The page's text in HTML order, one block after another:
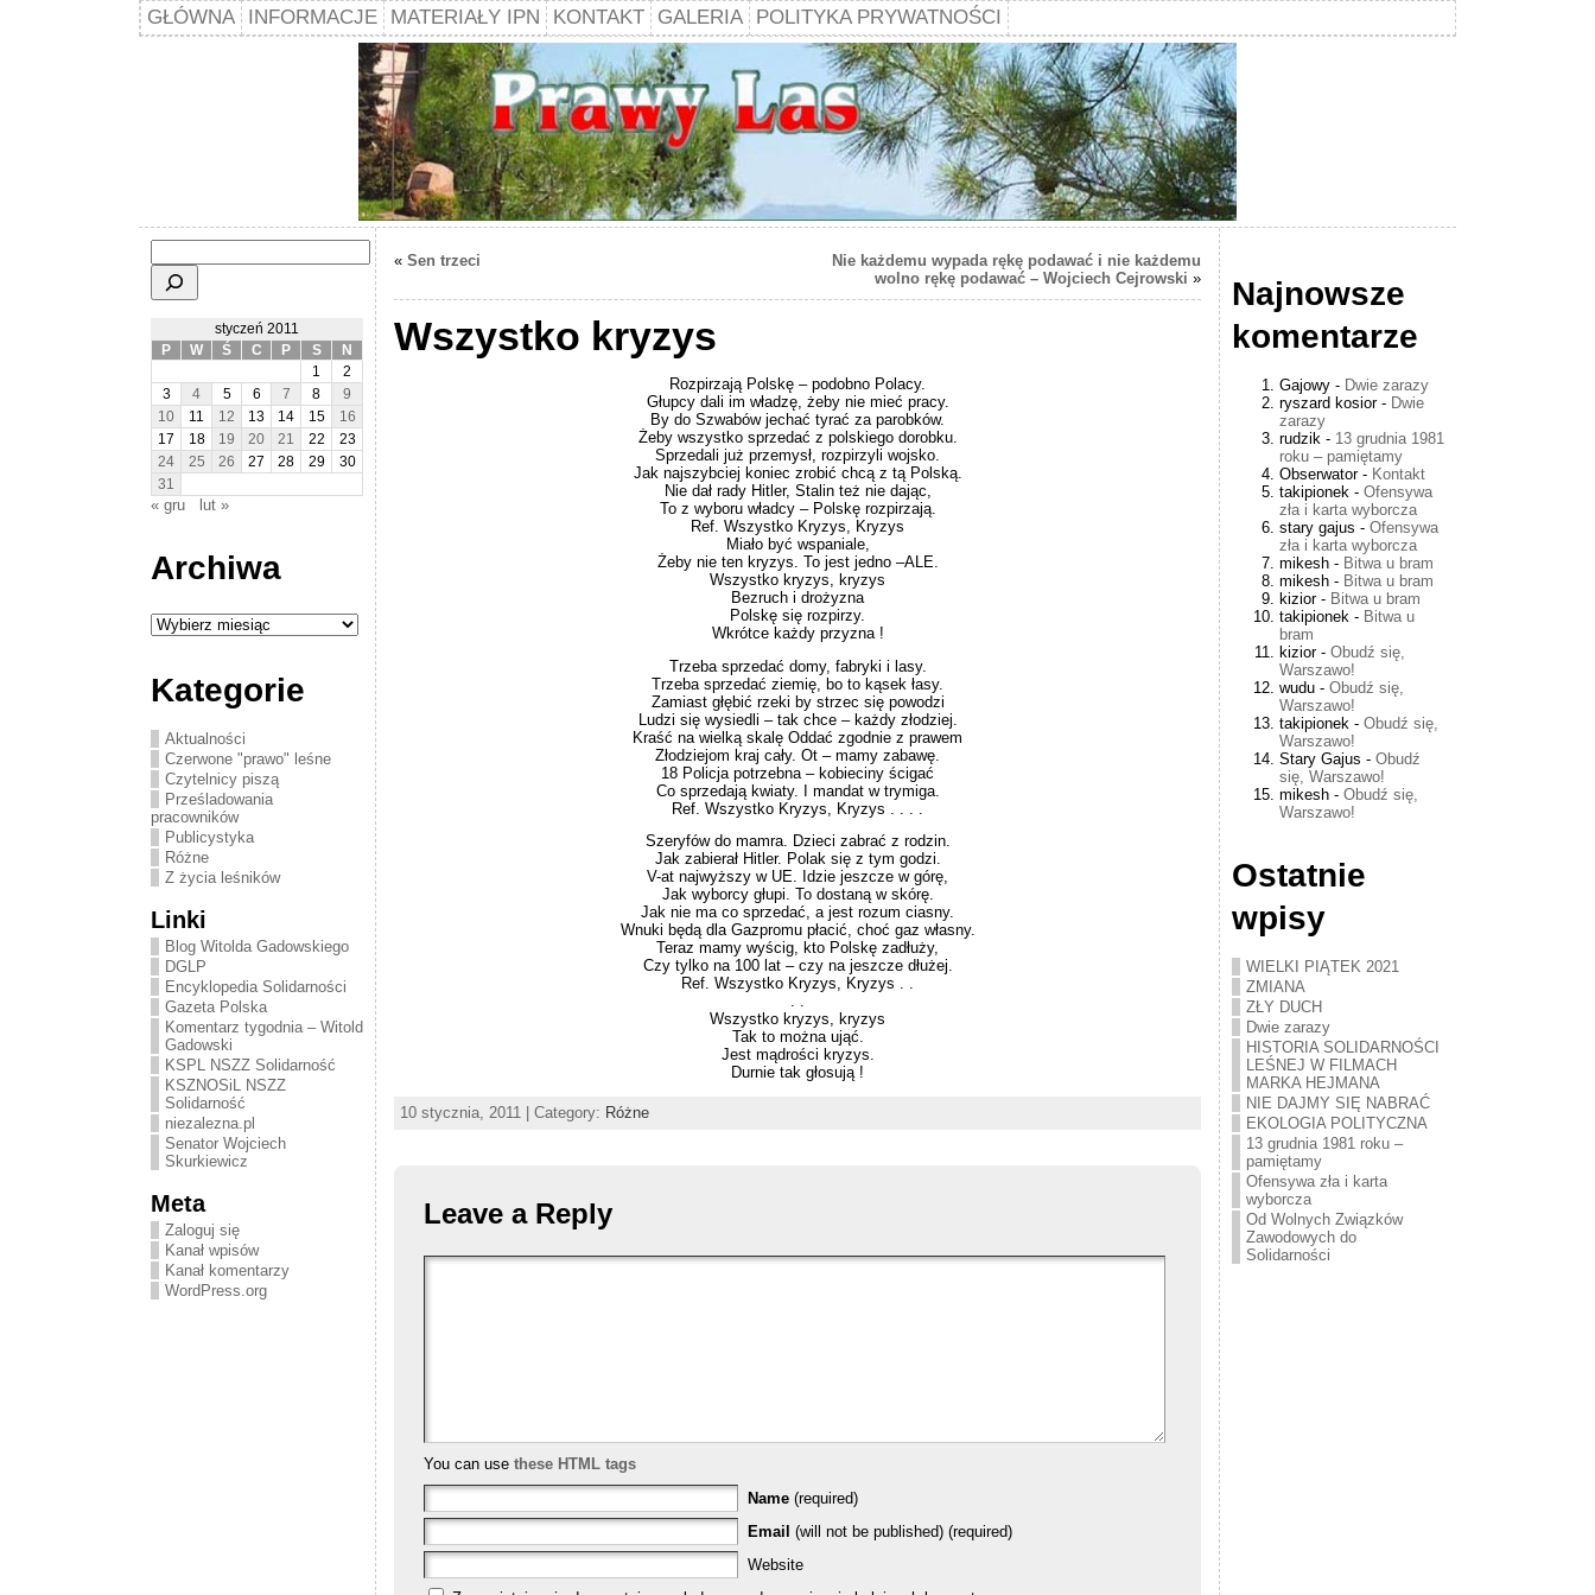
GŁÓWNA INFORMACJE MATERIAŁY IPN KONTAKT GALERIA POLITYKA PRYWATNOŚCI
styczeń 2011
P
W Ś C P S
N
1
2
3
4 5 6 7 8
9
10
11 12 13 14 15
16
17
18 19 20 21 22
23
24
25 26 27 28 29
30
31
« gru lut »
Archiwa
Archiwa
Kategorie
Aktualności
Czerwone "prawo" leśne
Czytelnicy piszą
Prześladowania
pracowników
Publicystyka
Różne
Z życia leśników
Linki
Blog Witolda Gadowskiego
DGLP
Encyklopedia Solidarności
Gazeta Polska
Komentarz tygodnia – Witold
Gadowski
KSPL NSZZ Solidarność
KSZNOSiL NSZZ
Solidarność
niezalezna.pl
Senator Wojciech
Skurkiewicz
Meta
Zaloguj się
Kanał wpisów
Kanał komentarzy
WordPress.org
« Sen trzeci
Nie każdemu wypada rękę podawać i nie każdemu
wolno rękę podawać – Wojciech Cejrowski »
Wszystko kryzys
Rozpirzają Polskę – podobno Polacy.
Głupcy dali im władzę, żeby nie mieć pracy.
By do Szwabów jechać tyrać za parobków.
Żeby wszystko sprzedać z polskiego dorobku.
Sprzedali już przemysł, rozpirzyli wojsko.
Jak najszybciej koniec zrobić chcą z tą Polską.
Nie dał rady Hitler, Stalin też nie dając,
To z wyboru władcy – Polskę rozpirzają.
Ref. Wszystko Kryzys, Kryzys
Miało być wspaniale,
Żeby nie ten kryzys. To jest jedno –ALE.
Wszystko kryzys, kryzys
Bezruch i drożyzna
Polskę się rozpirzy.
Wkrótce każdy przyzna !
Trzeba sprzedać domy, fabryki i lasy.
Trzeba sprzedać ziemię, bo to kąsek łasy.
Zamiast głębić rzeki by strzec się powodzi
Ludzi się wysiedli – tak chce – każdy złodziej.
Kraść na wielką skalę Oddać zgodnie z prawem
Złodziejom kraj cały. Ot – mamy zabawę.
18 Policja potrzebna – kobieciny ścigać
Co sprzedają kwiaty. I mandat w trymiga.
Ref. Wszystko Kryzys, Kryzys . . . .
Szeryfów do mamra. Dzieci zabrać z rodzin.
Jak zabierał Hitler. Polak się z tym godzi.
V-at najwyższy w UE. Idzie jeszcze w górę,
Jak wyborcy głupi. To dostaną w skórę.
Jak nie ma co sprzedać, a jest rozum ciasny.
Wnuki będą dla Gazpromu płacić, choć gaz własny.
Teraz mamy wyścig, kto Polskę zadłuży,
Czy tylko na 100 lat – czy na jeszcze dłużej.
Ref. Wszystko Kryzys, Kryzys . .
. .
Wszystko kryzys, kryzys
Tak to można ująć.
Jest mądrości kryzys.
Durnie tak głosują !
10 stycznia, 2011 | Category: Różne
Leave a Reply
You can use these HTML tags
Name (required)
Email (will not be published) (required)
Website
Najnowsze
komentarze
Gajowy - Dwie zarazy
ryszard kosior- Dwie
zarazy
rudzik - 13 grudnia 1981
roku – pamiętamy
Obserwator- Kontakt
takipionek - Ofensywa
zła i karta wyborcza
stary gajus - Ofensywa
zła i karta wyborcza
mikesh - Bitwa u bram
mikesh - Bitwa u bram
kizior- Bitwa u bram
takipionek - Bitwa u
bram
kizior- Obudź się,
Warszawo!
wudu - Obudź się,
Warszawo!
takipionek - Obudź się,
Warszawo!
Stary Gajus - Obudź
się, Warszawo!
mikesh - Obudź się,
Warszawo!
Ostatnie
wpisy
WIELKI PIĄTEK 2021
ZMIANA
ZŁY DUCH
Dwie zarazy
HISTORIA SOLIDARNOŚCI
LEŚNEJ W FILMACH
MARKA HEJMANA
NIE DAJMY SIĘ NABRAĆ
EKOLOGIA POLITYCZNA
13 grudnia 1981 roku –
pamiętamy
Ofensywa zła i karta
wyborcza
Od Wolnych Związków
Zawodowych do
Solidarności